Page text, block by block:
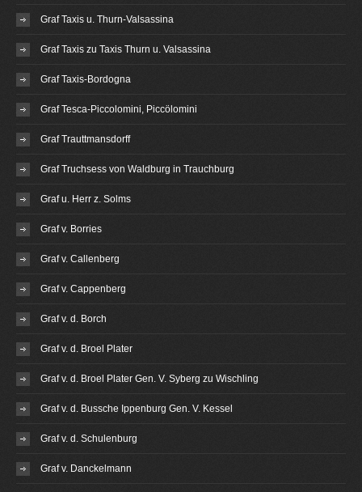
Graf Taxis u. Thurn-Valsassina
Graf Taxis zu Taxis Thurn u. Valsassina
Graf Taxis-Bordogna
Graf Tesca-Piccolomini, Piccölomini
Graf Trauttmansdorff
Graf Truchsess von Waldburg in Trauchburg
Graf u. Herr z. Solms
Graf v. Borries
Graf v. Callenberg
Graf v. Cappenberg
Graf v. d. Borch
Graf v. d. Broel Plater
Graf v. d. Broel Plater Gen. V. Syberg zu Wischling
Graf v. d. Bussche Ippenburg Gen. V. Kessel
Graf v. d. Schulenburg
Graf v. Danckelmann